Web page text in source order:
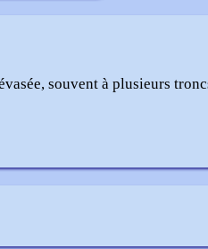
souvent à plusieurs